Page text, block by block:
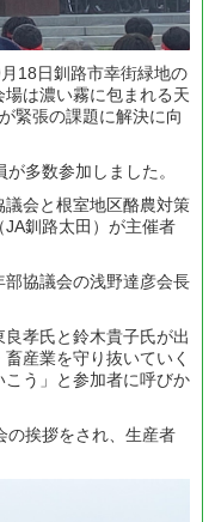
18日釧路市幸街緑地の
は濃い霧に包まれる天
緊張の課題に解決に向
多数参加しました。
会と根室地区酪農対策
釧路太田）が主催者
協議会の浅野達彦会長
孝氏と鈴木貴子氏が出
産業を守り抜いていく
う」と参加者に呼びか
の挨拶をされ、生産者